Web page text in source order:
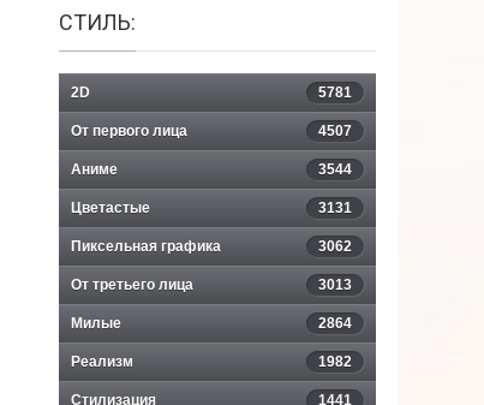
СТИЛЬ:
2D 5781
От первого лица 4507
Аниме 3544
Цветастые 3131
Пиксельная графика 3062
От третьего лица 3013
Милые 2864
Реализм 1982
Стилизация 1441